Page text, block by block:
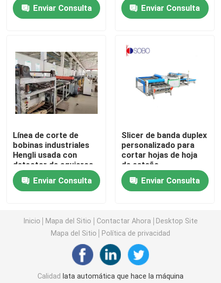
Poder del aerosol que hace la máquina
Poder usada que hace la maquinaria
Máquina para fabricar cajas de hojalata
Maquinaria fácil del extremo abierto
Máquina de impresión usada
Impresora de la hojalata
Enviar Consulta
Enviar Consulta
Línea de corte de
bobinas industriales
Hengli usada con
detector de agujeros
de alfiler
Enviar Consulta
Slicer de banda duplex
personalizado para
cortar hojas de hoja
de estaño
Enviar Consulta
Inicio Mapa del Sitio Contactar Ahora
Desktop Site
Mapa del Sitio
Política de privacidad
Calidad lata automática que hace la máquina